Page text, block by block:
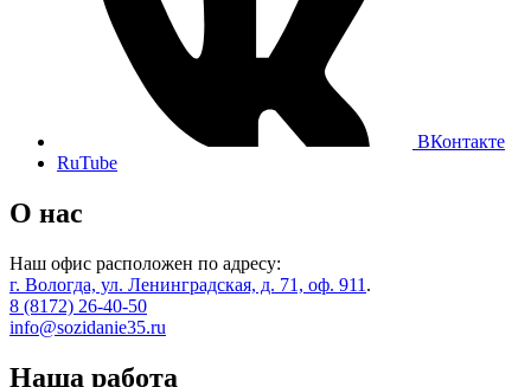
ВКонтакте
RuTube
О нас
Наш офис расположен по адресу:
г. Вологда, ул. Ленинградская, д. 71, оф. 911 .
8 (8172) 26-40-50
info@sozidanie35.ru
Наша работа